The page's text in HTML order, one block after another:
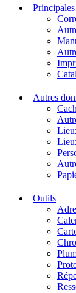
Autres
Outils